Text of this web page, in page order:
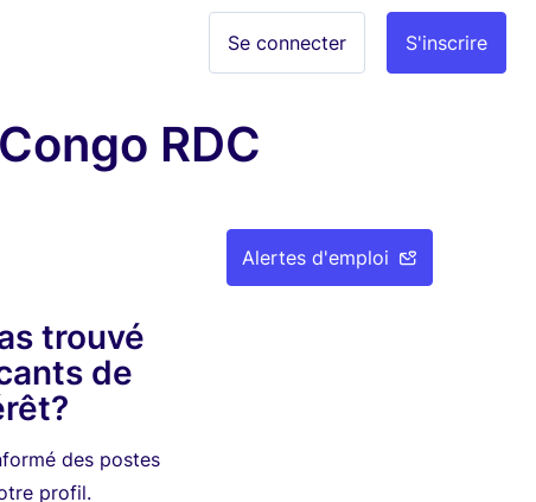
S'inscrire
Se connecter
RDC
Alertes d'emploi
trouvé
de
des postes
profil.